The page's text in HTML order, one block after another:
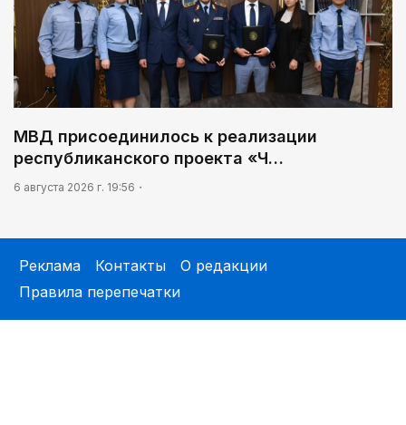
МВД присоединилось к реализации
республиканского проекта «Ч…
6 августа 2026 г. 19:56
Реклама Контакты
О редакции
Правила перепечатки